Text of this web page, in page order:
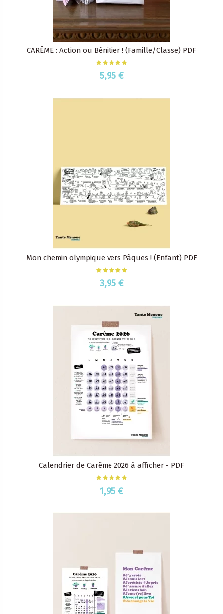
CARÊME : Action ou Bénitier ! (Famille/Classe) PDF
5,95 €
Mon chemin olympique vers Pâques ! (Enfant) PDF
3,95 €
Calendrier de Carême 2026 à afficher - PDF
1,95 €